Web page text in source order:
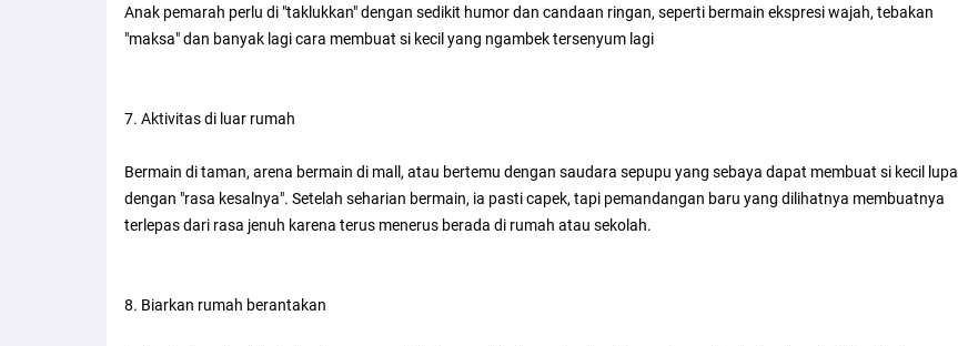
Anak pemarah perlu di "taklukkan" dengan sedikit humor dan candaan ringan, seperti bermain ekspresi wajah, tebakan
"maksa" dan banyak lagi cara membuat si kecil yang ngambek tersenyum lagi
7. Aktivitas di luar rumah
Bermain di taman, arena bermain di mall, atau bertemu dengan saudara sepupu yang sebaya dapat membuat si kecil lupa
dengan "rasa kesalnya". Setelah seharian bermain, ia pasti capek, tapi pemandangan baru yang dilihatnya membuatnya
terlepas dari rasa jenuh karena terus menerus berada di rumah atau sekolah.
8. Biarkan rumah berantakan